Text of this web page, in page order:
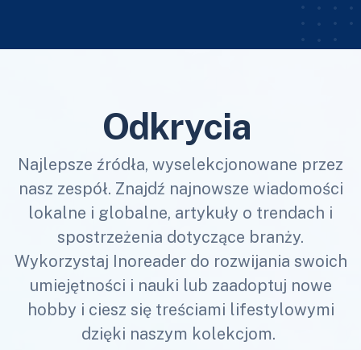
Odkrycia
Najlepsze źródła, wyselekcjonowane przez
nasz zespół. Znajdź najnowsze wiadomości
lokalne i globalne, artykuły o trendach i
spostrzeżenia dotyczące branży.
Wykorzystaj Inoreader do rozwijania swoich
umiejętności i nauki lub zaadoptuj nowe
hobby i ciesz się treściami lifestylowymi
dzięki naszym kolekcjom.